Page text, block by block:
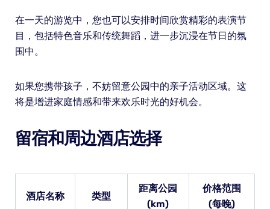
在一天的游览中，您也可以安排时间欣赏精彩的表演节
目，包括特色音乐和传统舞蹈，进一步沉浸在节日的氛
围中。
如果您携带孩子，不妨留意公园中的亲子活动区域。这
将是增进家庭情感和带来欢乐时光的好机会。
留宿和周边酒店选择
酒店名称 类型
距离公园
(km)
价格范围
(每晚)